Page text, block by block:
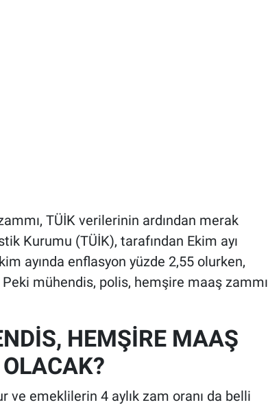
TÜİK verilerinin ardından merak
Kurumu (TÜİK), tarafından Ekim ayı
ayında enflasyon yüzde 2,55 olurken,
Peki mühendis, polis, hemşire maaş zammı
HEMŞİRE MAAŞ
ve emeklilerin 4 aylık zam oranı da belli